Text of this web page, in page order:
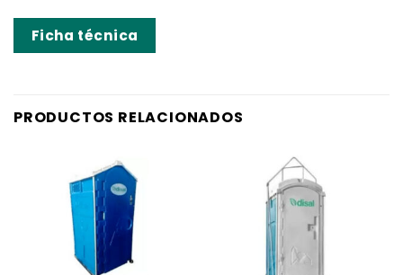
Ficha técnica
PRODUCTOS RELACIONADOS